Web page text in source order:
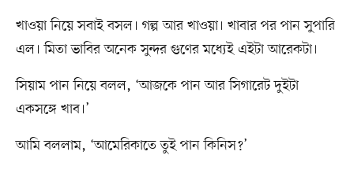
খাওয়া নিয়ে সবাই বসল। গল্প আর খাওয়া। খাবার পর পান সুপারি
এল। মিতা ভাবির অনেক সুন্দর গুণের মধ্যেই এইটা আরেকটা।
সিয়াম পান নিয়ে বলল, ‘আজকে পান আর সিগারেট দুইটা
একসঙ্গে খাব।’
আমি বললাম, ‘আমেরিকাতে তুই পান কিনিস?’